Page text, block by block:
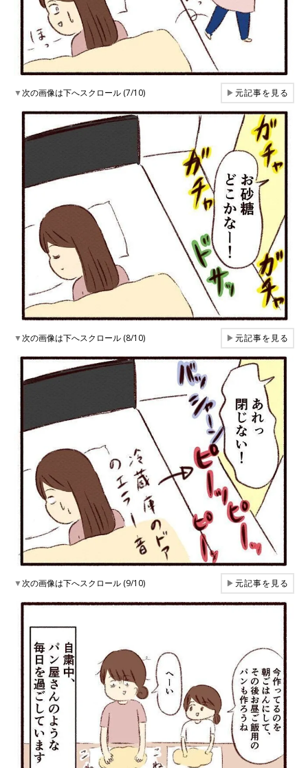
▼次の画像は下へスクロール (7/10) ▶元記事を見る
▼次の画像は下へスクロール (8/10) ▶元記事を見る
▼次の画像は下へスクロール (9/10) ▶元記事を見る